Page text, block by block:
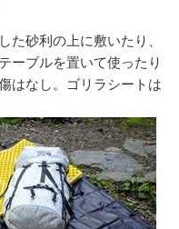
た砂利の上に敷いたり、
ーブルを置いて使ったり
はなし。ゴリラシートは